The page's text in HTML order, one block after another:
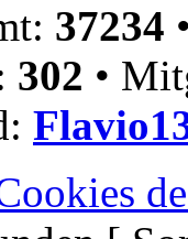
37234
302 •